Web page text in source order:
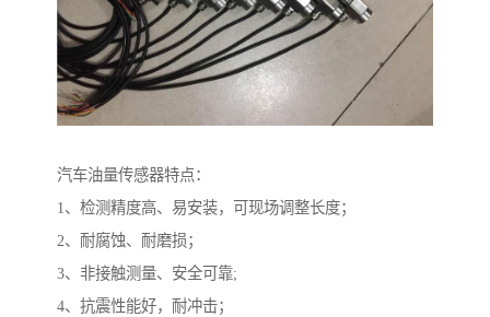
汽车油量传感器特点：
1、检测精度高、易安装，可现场调整长度；
2、耐腐蚀、耐磨损；
3、非接触测量、安全可靠;
4、抗震性能好，耐冲击；